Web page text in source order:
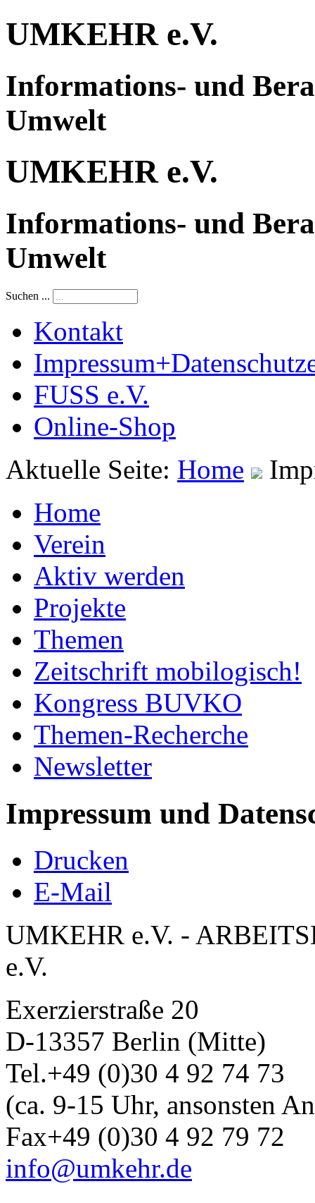
UMKEHR e.V.
Informations- und
Umwelt
UMKEHR e.V.
Informations- und
Umwelt
Suchen ...
Kontakt
FUSS e.V.
Online-Shop
Aktuelle Seite: Home
Home
Verein
Aktiv werden
Projekte
Themen
Zeitschrift mobilogisch!
Kongress BUVKO
Themen-Recherche
Newsletter
Impressum und
Drucken
E-Mail
UMKEHR e.V. -
e.V.
Exerzierstraße 20
D-13357 Berlin (Mitte)
Tel.+49 (0)30 4 92 74 73
(ca. 9-15 Uhr, ansonsten
Fax+49 (0)30 4 92 79 72
info@umkehr.de